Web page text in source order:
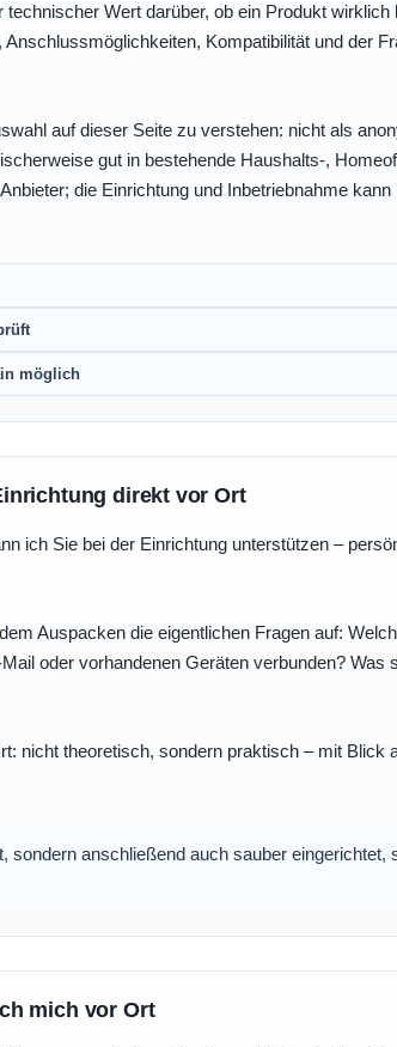
Wert darüber, ob ein Produkt
Kompatibilität und der
auf dieser Seite zu verstehen: nicht als
gut in bestehende Haushalts-,
die Einrichtung und Inbetriebnahme
möglich
direkt vor Ort
ich Sie bei der Einrichtung unterstützen –
Auspacken die eigentlichen Fragen auf:
oder vorhandenen Geräten verbunden? Was
nicht theoretisch, sondern praktisch – mit Blick
anschließend auch sauber eingerichtet,
mich vor Ort